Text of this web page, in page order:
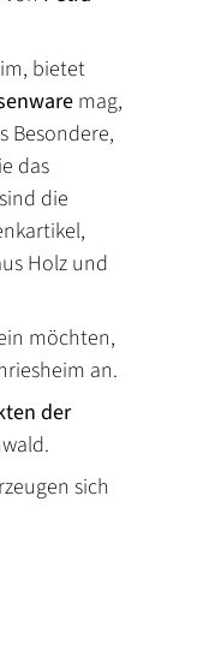
bietet
mag,
Besondere,
das
die
Holz und
möchten,
an.
der
sich